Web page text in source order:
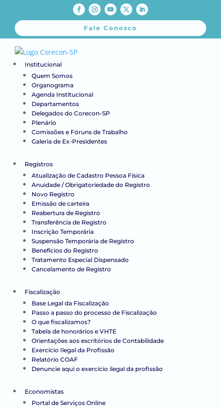
Fale Conosco
Institucional
Quem Somos
Organograma
Agenda Institucional
Departamentos
Delegados do Corecon-SP
Plenário
Comissões e Fóruns de Trabalho
Galeria de Ex-Presidentes
Registros
Atualização de Cadastro Pessoa Física
Anuidade / Obrigatoriedade do Registro
Novo Registro
Emissão de carteira
Reabertura de Registro
Transferência de Registro
Inscrição Temporária
Suspensão Temporária de Registro
Benefícios do Registro
Tratamento Especial Dispensado
Cancelamento de Registro
Fiscalização
Base Legal da Fiscalização
Passo a passo do processo de Fiscalização
O que fiscalizamos?
Tabela de honorários e VHTE
Orientações aos escritórios de Contabilidade
Exercício Ilegal da Profissão
Relatório COAF
Denuncie aqui o exercício ilegal da profissão
Economistas
Portal de Serviços Online